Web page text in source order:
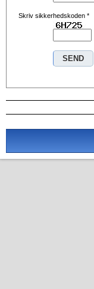
Skriv sikkerhedskoden *